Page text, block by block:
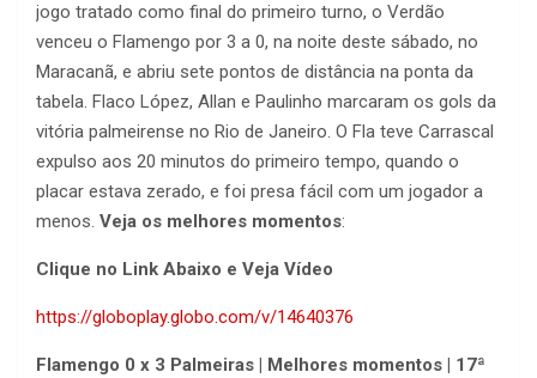
jogo tratado como final do primeiro turno, o Verdão
venceu o Flamengo por 3 a 0, na noite deste sábado, no
Maracanã, e abriu sete pontos de distância na ponta da
tabela. Flaco López, Allan e Paulinho marcaram os gols da
vitória palmeirense no Rio de Janeiro. O Fla teve Carrascal
expulso aos 20 minutos do primeiro tempo, quando o
placar estava zerado, e foi presa fácil com um jogador a
menos. Veja os melhores momentos:
Clique no Link Abaixo e Veja Vídeo
https://globoplay.globo.com/v/14640376
Flamengo 0 x 3 Palmeiras | Melhores momentos | 17ª